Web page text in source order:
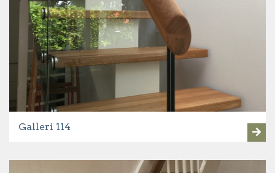
Galleri 114